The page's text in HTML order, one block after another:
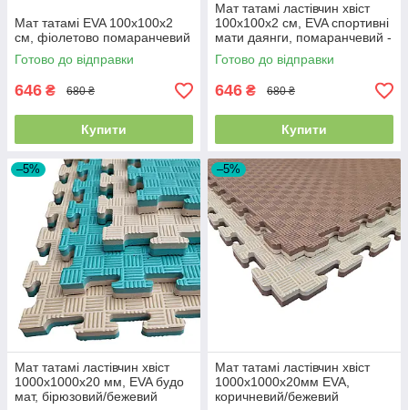
Мат татамі EVA 100х100х2
см, фіолетово помаранчевий
Готово до відправки
646 ₴ 680 ₴
Купити
Мат татамі ластівчин хвіст
100х100х2 см, EVA спортивні
мати даянги, помаранчевий -
сірий
Готово до відправки
646 ₴ 680 ₴
Купити
–5%
Мат татамі ластівчин хвіст
1000х1000х20 мм, EVA будо
мат, бірюзовий/бежевий
–5%
Мат татамі ластівчин хвіст
1000х1000х20мм EVA,
коричневий/бежевий